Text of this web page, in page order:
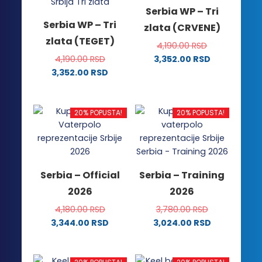
Serbia WP – Tri
zlata (TEGET)
4,190.00RSD
3,352.00 RSD
ima
više
varijanti.
Opcije
biti
izabrane
na
stranici
Serbia WP – Tri
zlata (CRVENE)
4,190.00RSD
3,352.00 RSD
više
varijanti.
Opcije
mogu
izabrane
na
stranici
proizvoda.
20% POPUSTA!
Serbia – Official
2026
4,180.00RSD
3,344.00 RSD
20% POPUSTA!
Serbia – Training
2026
3,780.00RSD
3,024.00 RSD